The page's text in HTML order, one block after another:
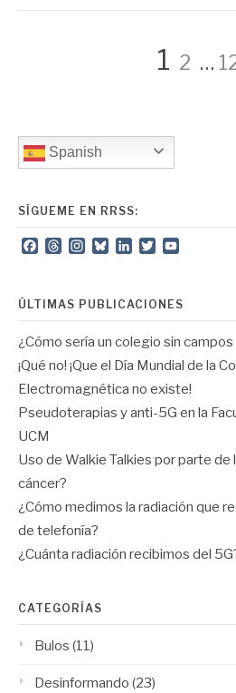
de
entradas
Page
1 Page
2 …
Spanish
SÍGUEME EN RRSS:
Facebook
ThreadsInstagram
BlueskyLinkedIn
Twitter
ÚLTIMAS PUBLICACIONES
¿Cómo sería un colegio sin
¡Qué no! ¡Que el Día Mundial de la
Electromagnética no existe!
Pseudoterapias y anti-5G en la
UCM
Uso de Walkie Talkies por parte de
cáncer?
¿Cómo medimos la radiación que
de telefonía?
¿Cuánta radiación recibimos del
CATEGORÍAS
Bulos (11)
Desinformando (23)